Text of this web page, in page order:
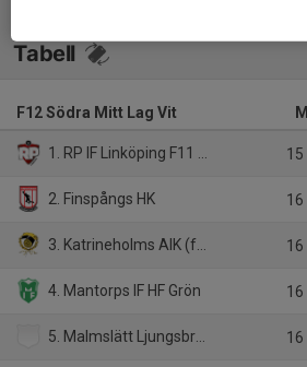
Tabell
F12 Södra Mitt Lag Vit M
1. RP IF Linköping F11 Röd 15
2. Finspångs HK 16
3. Katrineholms AIK (f11) 16
4. Mantorps IF HF Grön 16
5. Malmslätt Ljungsbro HF F11 16